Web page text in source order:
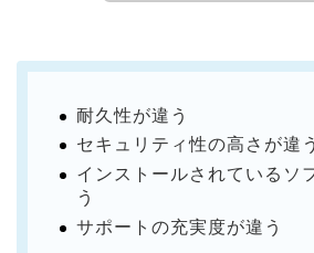
耐久性が違う
セキュリティ性の高さが違う
インストールされているソ
う
サポートの充実度が違う